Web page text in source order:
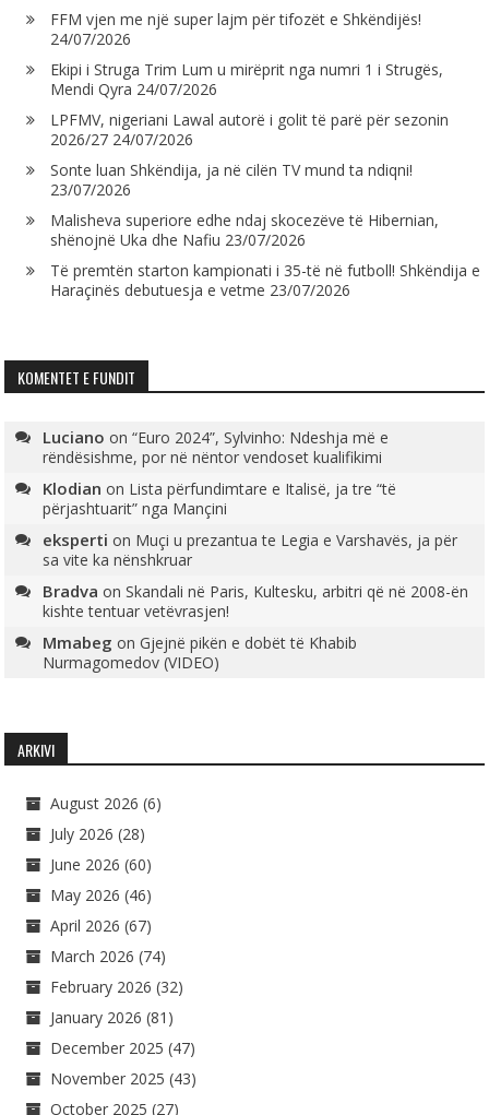
FFM vjen me një super lajm për tifozët e Shkëndijës!
24/07/2026
Ekipi i Struga Trim Lum u mirëprit nga numri 1 i Strugës,
Mendi Qyra 24/07/2026
LPFMV, nigeriani Lawal autorë i golit të parë për sezonin
2026/27 24/07/2026
Sonte luan Shkëndija, ja në cilën TV mund ta ndiqni!
23/07/2026
Malisheva superiore edhe ndaj skocezëve të Hibernian,
shënojnë Uka dhe Nafiu 23/07/2026
Të premtën starton kampionati i 35-të në futboll! Shkëndija e
Haraçinës debutuesja e vetme 23/07/2026
KOMENTET E FUNDIT
Luciano on“Euro 2024”, Sylvinho: Ndeshja më e
rëndësishme, por në nëntor vendoset kualifikimi
Klodian on Lista përfundimtare e Italisë, ja tre “të
përjashtuarit” nga Mançini
eksperti on Muçi u prezantua te Legia e Varshavës, ja për
sa vite ka nënshkruar
Bradva onSkandali në Paris, Kultesku, arbitri që në 2008-ën
kishte tentuar vetëvrasjen!
Mmabeg onGjejnë pikën e dobët të Khabib
Nurmagomedov (VIDEO)
ARKIVI
August 2026 (6)
July 2026 (28)
June 2026 (60)
May 2026 (46)
April 2026 (67)
March 2026 (74)
February 2026 (32)
January 2026 (81)
December 2025 (47)
November 2025 (43)
October 2025 (27)